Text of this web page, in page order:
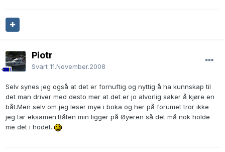
Piotr
Svart 11.November.2008
Selv synes jeg også at det er fornuftig og nyttig å ha kunnskap til
det man driver med desto mer at det er jo alvorlig saker å kjøre en
båt.Men selv om jeg leser mye i boka og her på forumet tror ikke
jeg tar eksamen.Båten min ligger på Øyeren så det må nok holde
me det i hodet.